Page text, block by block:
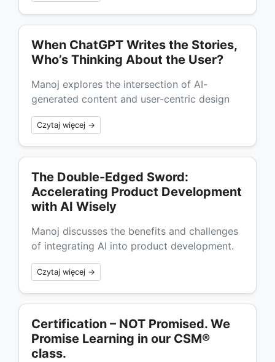
When ChatGPT Writes the Stories,
Who’s Thinking About the User?
Manoj explores the intersection of AI-
generated content and user-centric design
Czytaj więcej →
The Double-Edged Sword:
Accelerating Product Development
with AI Wisely
Manoj discusses the benefits and challenges
of integrating AI into product development.
Czytaj więcej →
Certification – NOT Promised. We
Promise Learning in our CSM®
class.